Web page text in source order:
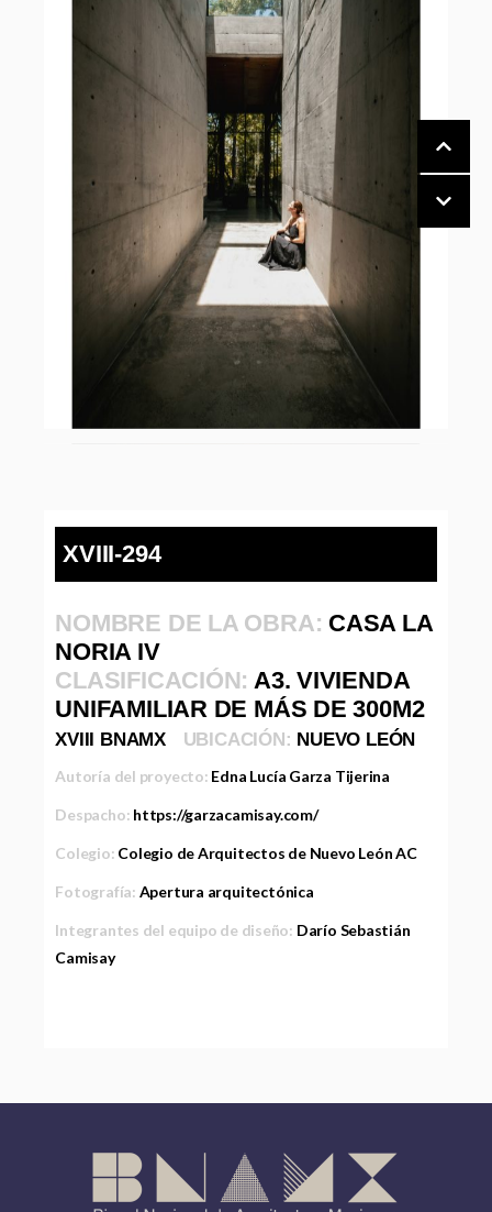
XVIII-294
NOMBRE DE LA OBRA: CASA LA
NORIA IV
CLASIFICACIÓN:A3. VIVIENDA
UNIFAMILIAR DE MÁS DE 300M2
XVIII BNAMX UBICACIÓN: NUEVO LEÓN
Autoría del proyecto: Edna Lucía Garza Tijerina
Despacho: https://garzacamisay.com/
Colegio: Colegio de Arquitectos de Nuevo León AC
Fotografía: Apertura arquitectónica
Integrantes del equipo de diseño: Darío Sebastián
Camisay